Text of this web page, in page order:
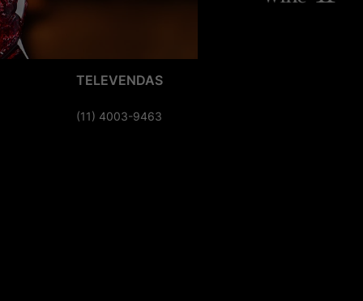
TELEVENDAS
(11) 4003-9463